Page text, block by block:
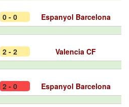
0 - 0 Espanyol Barcelona
2 - 2 Valencia CF
2 - 0 Espanyol Barcelona